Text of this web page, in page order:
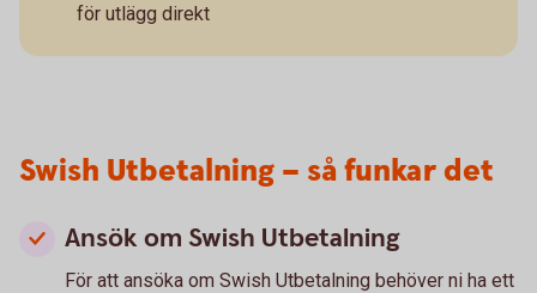
för utlägg direkt
Swish Utbetalning – så funkar det
Ansök om Swish Utbetalning
För att ansöka om Swish Utbetalning behöver ni ha ett